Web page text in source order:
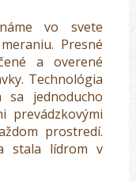
vo svete
Presné
a overené
Technológia
sa jednoducho
prevádzkovými
prostredí.
stala lídrom v